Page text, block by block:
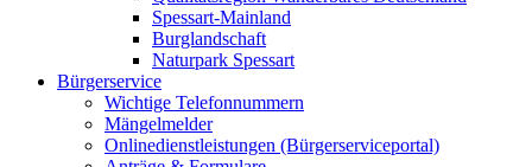
Spessart-Mainland
Burglandschaft
Naturpark Spessart
Bürgerservice
Wichtige Telefonnummern
Mängelmelder
Onlinedienstleistungen (Bürgerserviceportal)